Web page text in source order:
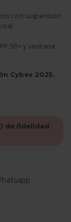
con suspensión
50+ y ventana
Cybex 2025.
de fidelidad